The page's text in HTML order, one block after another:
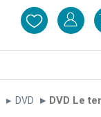
DVD DVD Le